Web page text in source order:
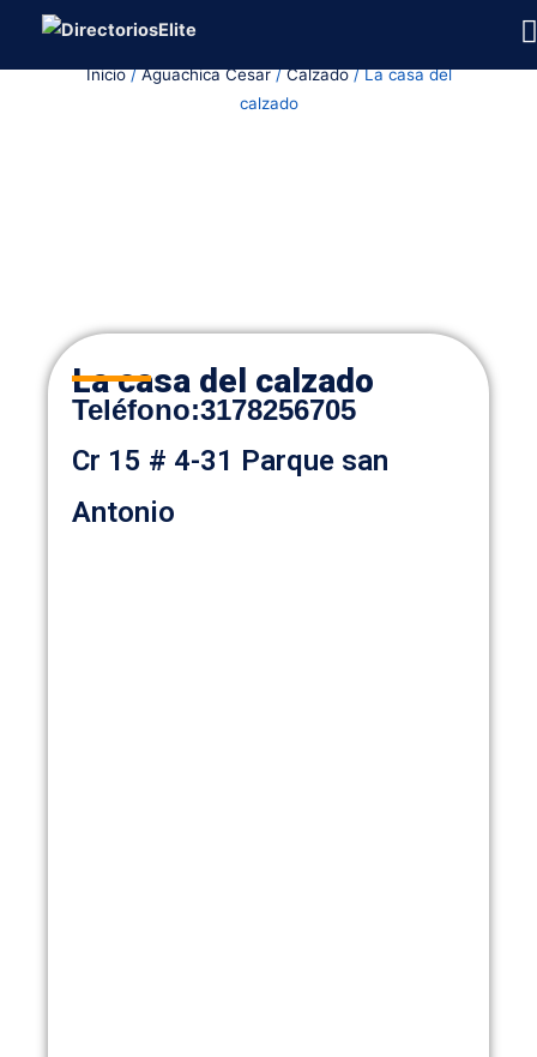
Inicio/Aguachica Cesar/Calzado/ La casa del
calzado
La casa del calzado
Teléfono:3178256705
Cr 15 # 4-31 Parque san
Antonio